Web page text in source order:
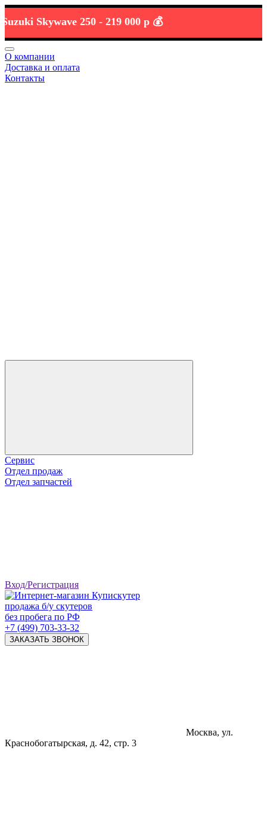
Skywave 250 -219 000 р 💰
О компании
Доставка и оплата
Контакты
Сервис
Отдел продаж
Отдел запчастей
Вход/Регистрация
продажа б/у скутеров
без пробега по РФ
+7 (499) 703-33-32
ЗАКАЗАТЬ ЗВОНОК
Москва, ул.
Краснобогатырская, д. 42, стр. 3